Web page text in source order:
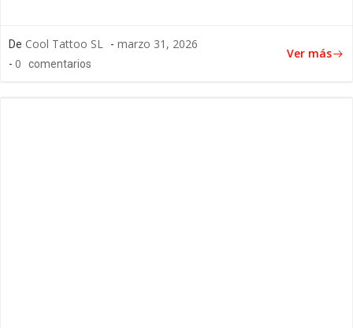
De Cool Tattoo SL - marzo 31, 2026
- 0 comentarios
Ver más